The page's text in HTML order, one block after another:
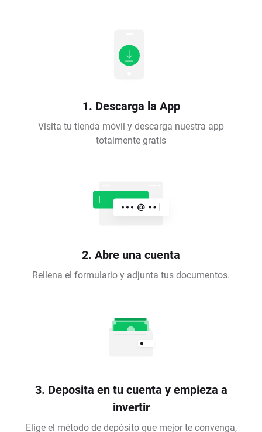
1. Descarga la App
Visita tu tienda móvil y descarga nuestra app
totalmente gratis
2. Abre una cuenta
Rellena el formulario y adjunta tus documentos.
3. Deposita en tu cuenta y empieza a
invertir
Elige el método de depósito que mejor te convenga,